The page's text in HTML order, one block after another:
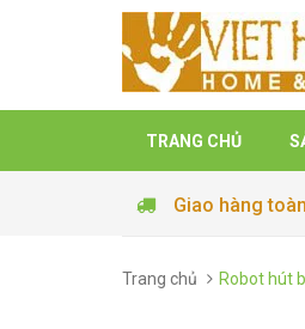
TRANG CHỦ
Giao hàng
Trang chủ Robot hút